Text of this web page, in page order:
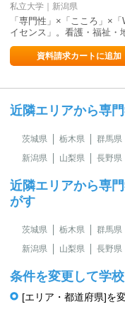
私立大学｜新潟県
「専門性」×「こころ」×「
イセンス」。看護・福祉・
資料請求カートに追加
近隣エリアから専
茨城県 栃木県 群馬県
新潟県
山梨県 長野県
近隣エリアから専
がす
茨城県 栃木県 群馬県
新潟県
山梨県 長野県
条件を変更して学
[エリア・都道府県]を